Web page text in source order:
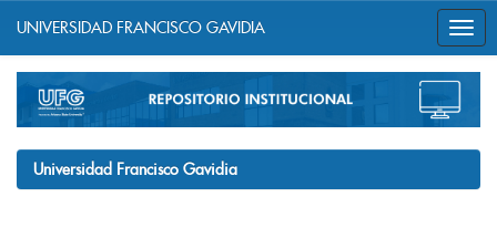
navigation
UNIVERSIDAD FRANCISCO GAVIDIA
Universidad Francisco Gavidia